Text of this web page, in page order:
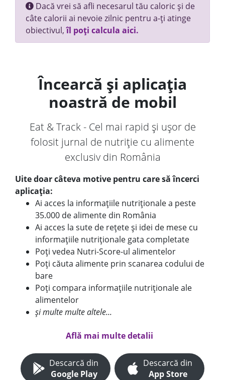
Dacă vrei să afli necesarul tău caloric și de
câte calorii ai nevoie zilnic pentru a-ți atinge
obiectivul,îl poți calcula aici.
Încearcă și aplicația
noastră de mobil
Eat & Track - Cel mai rapid și ușor de
folosit jurnal de nutriție cu alimente
exclusiv din România
Uite doar câteva motive pentru care să încerci
aplicația:
Ai acces la informațiile nutriționale a peste
35.000 de alimente din România
Ai acces la sute de rețete și idei de mese cu
informațiile nutriționale gata completate
Poți vedea Nutri-Score-ul alimentelor
Poți căuta alimente prin scanarea codului de
bare
Poți compara informațiile nutriționale ale
alimentelor
și multe multe altele...
Află mai multe detalii
Descarcă din
Google Play
Descarcă din
App Store